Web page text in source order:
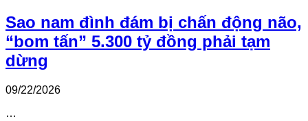
Sao nam đình đám bị chấn động não,
“bom tấn” 5.300 tỷ đồng phải tạm
dừng
09/22/2026
…